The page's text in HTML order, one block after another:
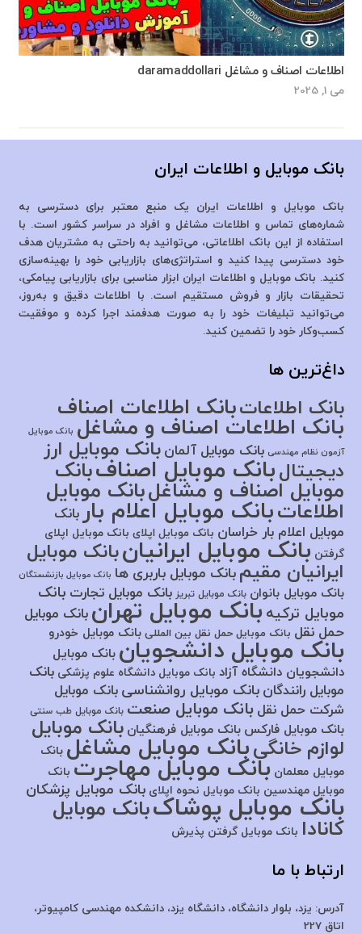
اطلاعات اصناف و مشاغل daramaddollari
می 1, 2025
بانک موبایل و اطلاعات ایران
بانک موبایل و اطلاعات ایران یک منبع معتبر برای دسترسی به
شماره‌های تماس و اطلاعات مشاغل و افراد در سراسر کشور است. با
استفاده از این بانک اطلاعاتی، می‌توانید به راحتی به مشتریان هدف
خود دسترسی پیدا کنید و استراتژی‌های بازاریابی خود را بهینه‌سازی
کنید. بانک موبایل و اطلاعات ایران ابزار مناسبی برای بازاریابی پیامکی،
تحقیقات بازار و فروش مستقیم است. با اطلاعات دقیق و به‌روز،
می‌توانید تبلیغات خود را به صورت هدفمند اجرا کرده و موفقیت
کسب‌وکار خود را تضمین کنید.
داغ‌ترین ها
بانک اطلاعاتبانک اطلاعات اصناف
بانک اطلاعات اصناف و مشاغل بانک موبایل
آزمون نظام مهندسی بانک موبایل آلمان بانک موبایل ارز
دیجیتالبانک موبایل اصنافبانک
موبایل اصناف و مشاغلبانک موبایل
اطلاعاتبانک موبایل اعلام بار بانک
موبایل اعلام بار خراسان بانک موبایل اپلای بانک موبایل اپلای
گرفتن بانک موبایل ایرانیانبانک موبایل
ایرانیان مقیم بانک موبایل باربری ها بانک موبایل بازنشستگان
بانک موبایل بانوان بانک موبایل تبریز بانک موبایل تجارت بانک
موبایل ترکیه بانک موبایل تهران بانک موبایل
حمل نقل بانک موبایل حمل نقل بین المللی بانک موبایل خودرو
بانک موبایل دانشجویان بانک موبایل
دانشجویان دانشگاه آزاد بانک موبایل دانشگاه علوم پزشکی بانک
موبایل رانندگان بانک موبایل روانشناسی بانک موبایل
شرکت حمل نقل بانک موبایل صنعت بانک موبایل طب سنتی
بانک موبایل فارکس بانک موبایل فرهنگیان بانک موبایل
لوازم خانگیبانک موبایل مشاغلبانک
موبایل معلمان بانک موبایل مهاجرت بانک
موبایل مهندسین بانک موبایل نحوه اپلای بانک موبایل پزشکان
بانک موبایل پوشاکبانک موبایل
کانادا بانک موبایل گرفتن پذیرش
ارتباط با ما
آدرس: یزد، بلوار دانشگاه، دانشگاه یزد،دانشکده مهندسی کامپیوتر،
اتاق 227